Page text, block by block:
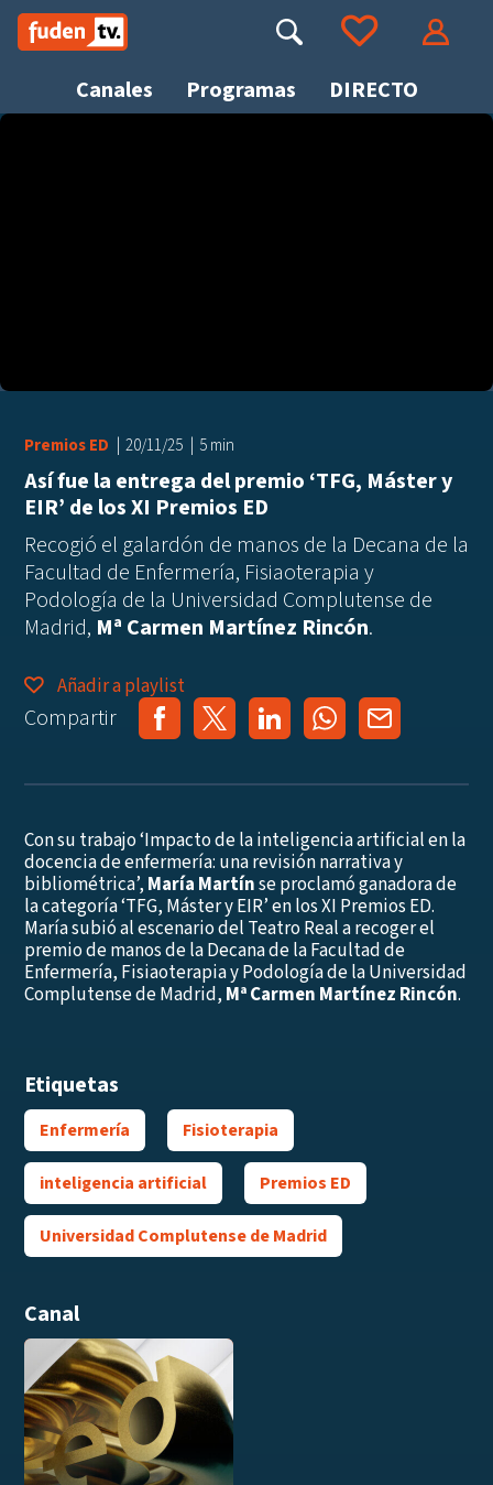
Saltar
contenido
Canales Programas DIRECTO
Buscar Ir a tus favoritos
Premios ED 20/11/25 5 min
Así fue la entrega del premio ‘TFG, Máster y
EIR’ de los XI Premios ED
Recogió el galardón de manos de la Decana de la
Facultad de Enfermería, Fisiaoterapia y
Podología de la Universidad Complutense de
Madrid, Mª Carmen Martínez Rincón.
Añadir a playlist
Compartir
Con su trabajo ‘Impacto de la inteligencia artificial en la
docencia de enfermería: una revisión narrativa y
bibliométrica’, María Martínse proclamó ganadora de
la categoría ‘TFG, Máster y EIR’ en los XI Premios ED.
María subió al escenario del Teatro Real a recoger el
premio de manos de la Decana de la Facultad de
Enfermería, Fisiaoterapia y Podología de la Universidad
Complutense de Madrid, Mª Carmen Martínez Rincón.
Etiquetas
Enfermería Fisioterapia
inteligencia artificial Premios ED
Universidad Complutense de Madrid
Canal